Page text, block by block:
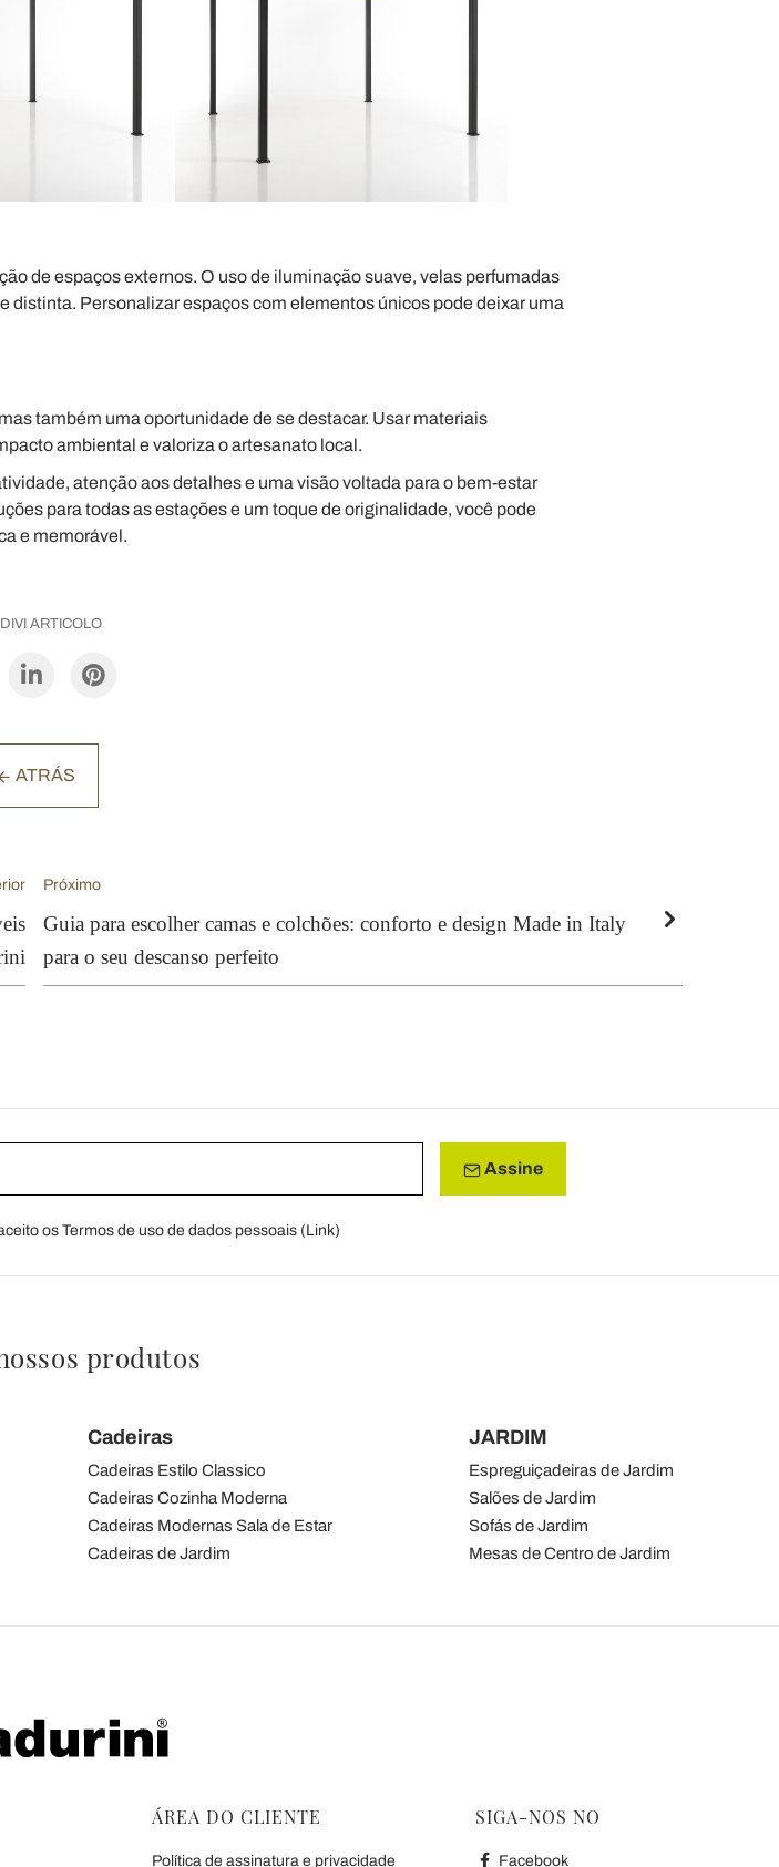
de espaços externos. O uso de iluminação suave, velas perfumadas
distinta. Personalizar espaços com elementos únicos pode deixar uma
também uma oportunidade de se destacar. Usar materiais
ambiental e valoriza o artesanato local.
atenção aos detalhes e uma visão voltada para o bem-estar
para todas as estações e um toque de originalidade, você pode
e memorável.
ARTICOLO
ATRÁS
Próximo
Guia para escolher camas e colchões: conforto e design Made in Italy
para o seu descanso perfeito
Assine
os Termos de uso de dados pessoais (Link)
produtos
Cadeiras
Cadeiras Estilo Classico
Cadeiras Cozinha Moderna
Cadeiras Modernas Sala de Estar
Cadeiras de Jardim
JARDIM
Espreguiçadeiras de Jardim
Salões de Jardim
Sofás de Jardim
Mesas de Centro de Jardim
ÁREA DO CLIENTE
Política de assinatura e privacidade
SIGA-NOS NO
Facebook